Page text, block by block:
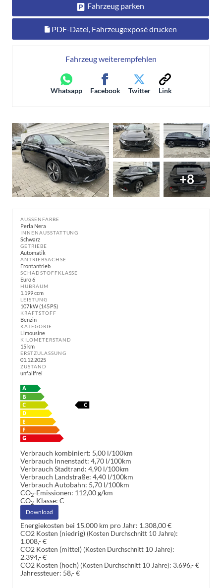
Fahrzeug parken
PDF-Datei, Fahrzeugexposé drucken
Fahrzeug weiterempfehlen
Whatsapp Facebook Twitter Link
+8
AUSSENFARBE
Perla Nera
INNENAUSSTATTUNG
Schwarz
GETRIEBE
Automatik
ANTRIEBSACHSE
Frontantrieb
SCHADSTOFFKLASSE
Euro 6
HUBRAUM
1.199 ccm
LEISTUNG
107 kW (145 PS)
KRAFTSTOFF
Benzin
KATEGORIE
Limousine
KILOMETERSTAND
15 km
ERSTZULASSUNG
01.12.2025
ZUSTAND
unfallfrei
Verbrauch kombiniert: 5,00 l/100km
Verbrauch Innenstadt: 4,70 l/100km
Verbrauch Stadtrand: 4,90 l/100km
Verbrauch Landstraße: 4,40 l/100km
Verbrauch Autobahn: 5,70 l/100km
CO2-Emissionen: 112,00 g/km
CO2-Klasse: C
Download
Energiekosten bei 15.000 km pro Jahr: 1.308,00 €
CO2 Kosten (niedrig) (Kosten Durchschnitt 10 Jahre):
1.008,- €
CO2 Kosten (mittel) (Kosten Durchschnitt 10 Jahre):
2.394,- €
CO2 Kosten (hoch) (Kosten Durchschnitt 10 Jahre): 3.696,- €
Jahressteuer: 58,- €